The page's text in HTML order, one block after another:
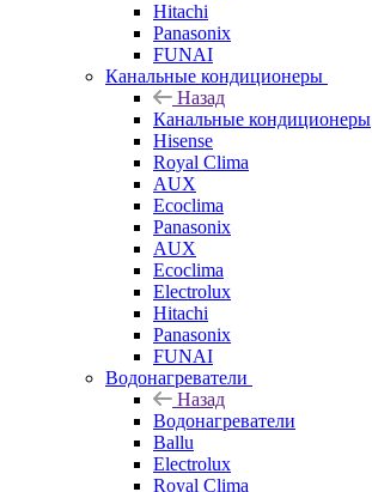
Hitachi
Panasonix
FUNAI
Канальные кондиционеры
Назад
Канальные кондиционеры
Hisense
Royal Clima
AUX
Ecoclima
Panasonix
AUX
Ecoclima
Electrolux
Hitachi
Panasonix
FUNAI
Водонагреватели
Назад
Водонагреватели
Ballu
Electrolux
Royal Clima